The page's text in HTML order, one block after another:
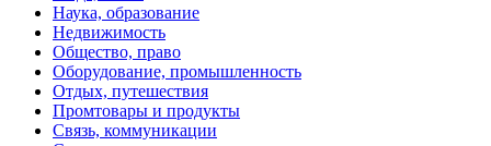
Наука, образование
Недвижимость
Общество, право
Оборудование, промышленность
Отдых, путешествия
Промтовары и продукты
Связь, коммуникации